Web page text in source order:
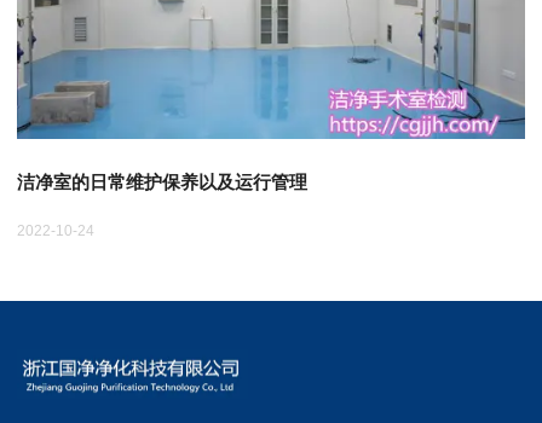
洁净室的日常维护保养以及运行管理
2022-10-24